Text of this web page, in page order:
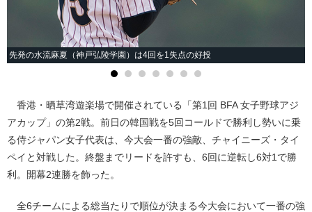
先発の水流麻夏（神戸弘陵学園）は4回を1失点の好投
香港・晒草湾遊楽場で開催されている「第1回 BFA 女子野球アジ
アカップ」の第2戦。前日の韓国戦を5回コールドで勝利し勢いに乗
る侍ジャパン女子代表は、今大会一番の強敵、チャイニーズ・タイ
ペイと対戦した。終盤までリードを許すも、6回に逆転し6対1で勝
利。開幕2連勝を飾った。
全6チームによる総当たりで順位が決まる今大会において一番の強